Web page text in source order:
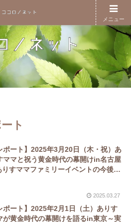
ト
ポート】2025年3月20日（木・祝）あ
ママと祝う黄金時代の幕開けin名古屋
りすママファミリーイベントの今後に
2025.03.27
ポート】2025年2月1日（土）ありす
が黄金時代の幕開けを語るin東京～実
メニュー